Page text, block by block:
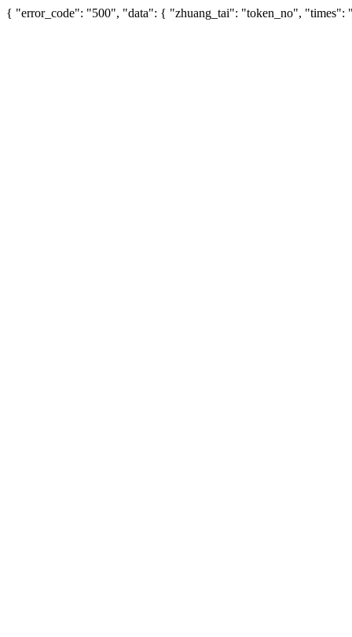
{ "error_code": "500", "data": { "zhuang_tai": "token_no", "times":